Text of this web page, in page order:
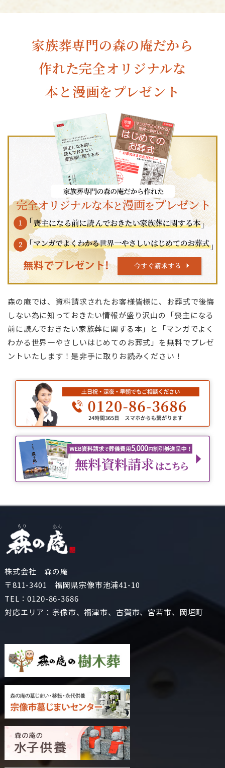
家族葬専門の森の庵だから
作れた完全オリジナルな
本と漫画をプレゼント
森の庵では、資料請求されたお客様皆様に、お葬式で後悔
しない為に知っておきたい情報が盛り沢山の「喪主になる
前に読んでおきたい家族葬に関する本」と「マンガでよく
わかる世界一やさしいはじめてのお葬式」を無料でプレゼ
ントいたします！是非手に取りお読みください！
株式会社 森の庵
〒811-3401 福岡県宗像市池浦41-10
TEL：0120-86-3686
対応エリア：宗像市、福津市、古賀市、宮若市、岡垣町